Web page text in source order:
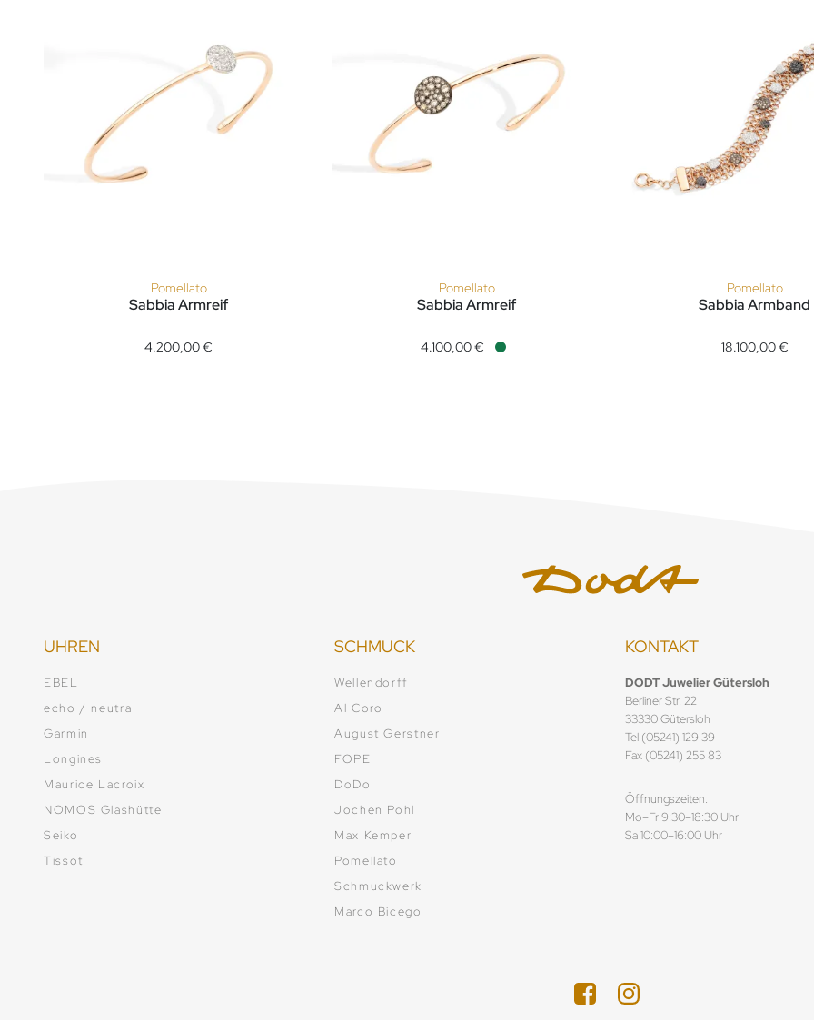
Pomellato
Sabbia Armreif
4.200,00 €
Pomellato
Sabbia Armreif
4.100,00 €
Pomellato
Sabbia Armband
18.100,00 €
UHREN
EBEL
echo / neutra
Garmin
Longines
Maurice Lacroix
NOMOS Glashütte
Seiko
Tissot
SCHMUCK
Wellendorff
Al Coro
August Gerstner
FOPE
DoDo
Jochen Pohl
Max Kemper
Pomellato
Schmuckwerk
Marco Bicego
KONTAKT
DODT Juwelier Gütersloh
Berliner Str. 22
33330 Gütersloh
Tel (05241) 129 39
Fax (05241) 255 83
Öffnungszeiten:
Mo–Fr 9:30–18:30 Uhr
Sa 10:00–16:00 Uhr